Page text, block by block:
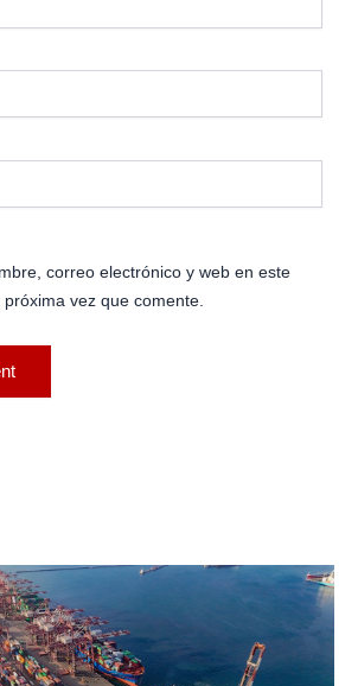
correo electrónico y web en este
vez que comente.
PagePage PagePage